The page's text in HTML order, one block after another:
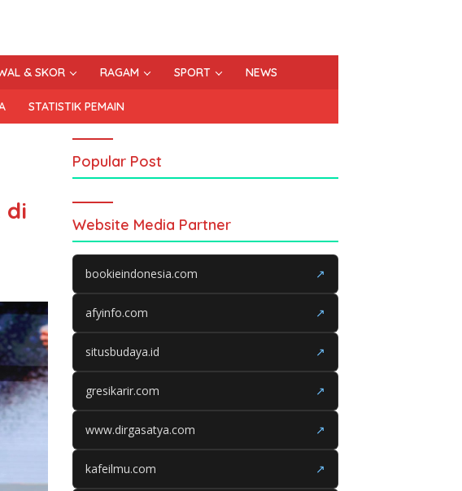
& SKOR RAGAM SPORT NEWS
STATISTIK PEMAIN
di
Popular Post
Website Media Partner
bookieindonesia.com ↗
afyinfo.com ↗
situsbudaya.id ↗
gresikarir.com ↗
www.dirgasatya.com ↗
kafeilmu.com ↗